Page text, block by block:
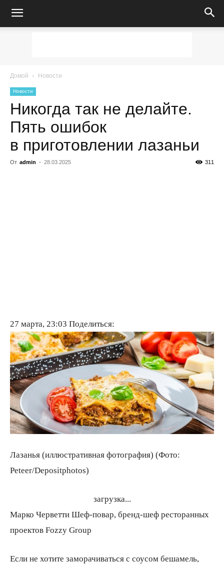
Домой Новости
Новости
Никогда так не делайте.
Пять ошибок
в приготовлении лазаньи
От admin - 28.03.2025 311
27 марта, 23:03 Поделиться:
Лазанья (иллюстративная фотография) (Фото:
Peteer/Depositphotos)
загрузка...
Марко Черветти Шеф-повар, бренд-шеф ресторанных
проектов Fozzy Group
Если не хотите заморачиваться с соусом бешамель,